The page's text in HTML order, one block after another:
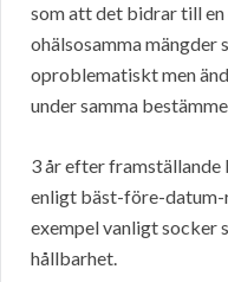
som att det bidrar till
ohälsosamma
oproblematiskt men
under samma
3 år efter
enligt bäst-före-
exempel vanligt socker
hållbarhet.